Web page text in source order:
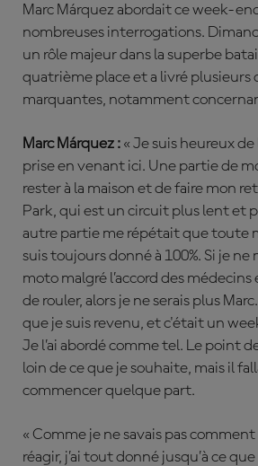
Marc Márquez abordait ce week-
nombreuses interrogations.
un rôle majeur dans la superbe
quatrième place et a livré plusieurs
marquantes, notamment
Marc Márquez : « Je suis heureux de
prise en venant ici. Une partie de
rester à la maison et de faire mon
Park, qui est un circuit plus lent et
autre partie me répétait que toute
suis toujours donné à 100%. Si je ne
moto malgré l’accord des
de rouler, alors je ne serais plus
que je suis revenu, et c'était un
Je l’ai abordé comme tel. Le point
loin de ce que je souhaite, mais il
commencer quelque part.
« Comme je ne savais pas
réagir, j’ai tout donné jusqu’à ce